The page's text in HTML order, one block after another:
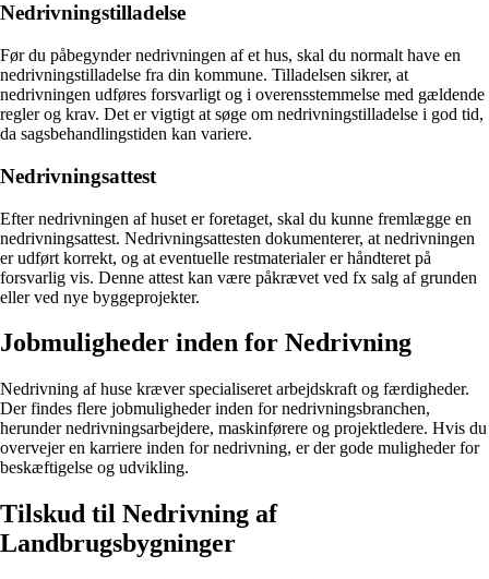
Nedrivningstilladelse
Før du påbegynder nedrivningen af et hus, skal du normalt have en
nedrivningstilladelse fra din kommune. Tilladelsen sikrer, at
nedrivningen udføres forsvarligt og i overensstemmelse med gældende
regler og krav. Det er vigtigt at søge om nedrivningstilladelse i god tid,
da sagsbehandlingstiden kan variere.
Nedrivningsattest
Efter nedrivningen af huset er foretaget, skal du kunne fremlægge en
nedrivningsattest. Nedrivningsattesten dokumenterer, at nedrivningen
er udført korrekt, og at eventuelle restmaterialer er håndteret på
forsvarlig vis. Denne attest kan være påkrævet ved fx salg af grunden
eller ved nye byggeprojekter.
Jobmuligheder inden for Nedrivning
Nedrivning af huse kræver specialiseret arbejdskraft og færdigheder.
Der findes flere jobmuligheder inden for nedrivningsbranchen,
herunder nedrivningsarbejdere, maskinførere og projektledere. Hvis du
overvejer en karriere inden for nedrivning, er der gode muligheder for
beskæftigelse og udvikling.
Tilskud til Nedrivning af
Landbrugsbygninger